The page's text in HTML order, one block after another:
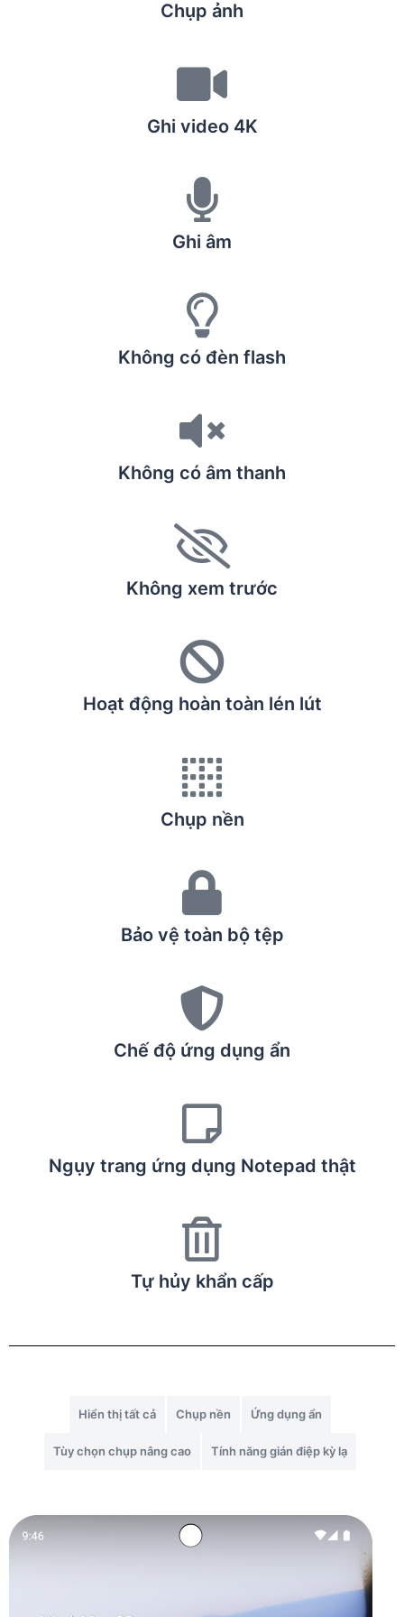
Chụp ảnh
Ghi video 4K
Ghi âm
Không có đèn flash
Không có âm thanh
Không xem trước
Hoạt động hoàn toàn lén lút
Chụp nền
Bảo vệ toàn bộ tệp
Chế độ ứng dụng ẩn
Ngụy trang ứng dụng Notepad thật
Tự hủy khẩn cấp
Hiển thị tất cả Chụp nền Ứng dụng ẩn
Tùy chọn chụp nâng cao Tính năng gián điệp kỳ lạ